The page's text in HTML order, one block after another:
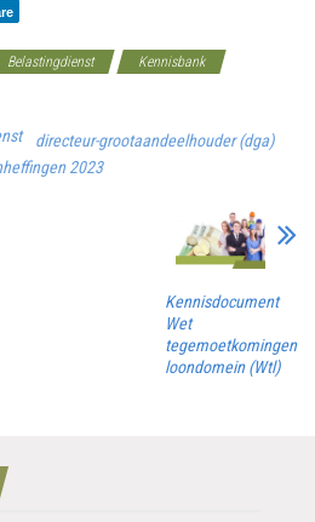
Belastingdienst
Kennisbank
directeur-grootaandeelhouder (dga)
2023
Kennisdocument
Wet
tegemoetkomingen
loondomein (Wtl)